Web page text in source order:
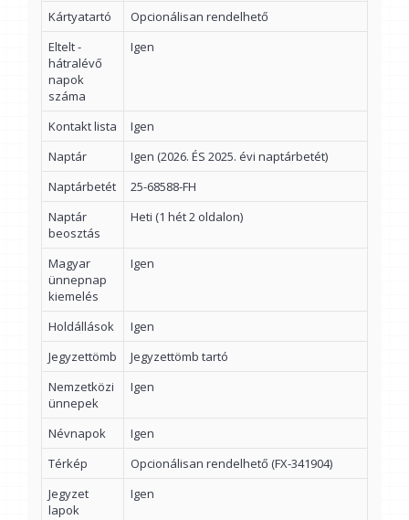
Kártyatartó
Opcionálisan rendelhető
Eltelt -
hátralévő
napok
száma
Igen
Kontakt lista
Igen
Naptár
Igen (2026. ÉS 2025. évi naptárbetét)
Naptárbetét
25-68588-FH
Naptár
beosztás
Heti (1 hét 2 oldalon)
Magyar
ünnepnap
kiemelés
Igen
Holdállások
Igen
Jegyzettömb
Jegyzettömb tartó
Nemzetközi
ünnepek
Igen
Névnapok
Igen
Térkép
Opcionálisan rendelhető (FX-341904)
Jegyzet
lapok
Igen